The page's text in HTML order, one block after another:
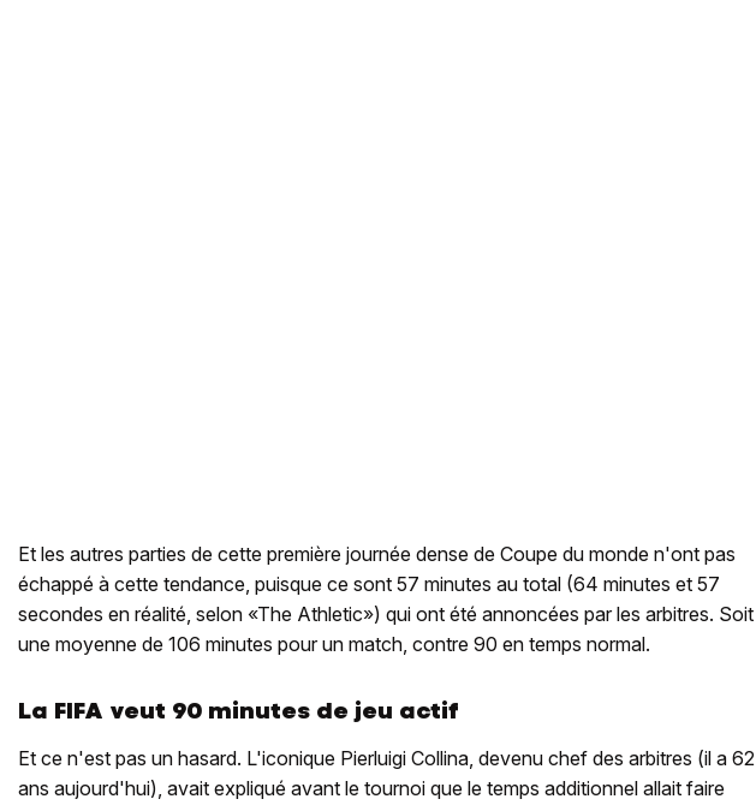
Et les autres parties de cette première journée dense de Coupe du monde n'ont pas
échappé à cette tendance, puisque ce sont 57 minutes au total (64 minutes et 57
secondes en réalité, selon «The Athletic») qui ont été annoncées par les arbitres. Soit
une moyenne de 106 minutes pour un match, contre 90 en temps normal.
La FIFA veut 90 minutes de jeu actif
Et ce n'est pas un hasard. L'iconique Pierluigi Collina, devenu chef des arbitres (il a 62
ans aujourd'hui), avait expliqué avant le tournoi que le temps additionnel allait faire